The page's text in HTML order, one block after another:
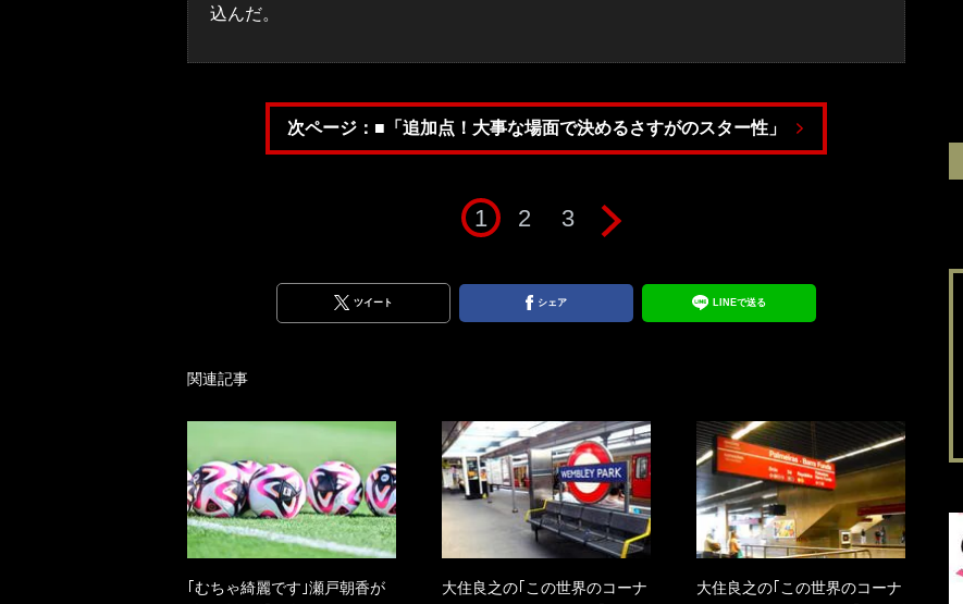
込んだ。
次ページ：■「追加点！大事な場面で決めるさすがのスター性」
1 2 3
ツイート シェア LINEで送る
関連記事
｢むちゃ綺麗です｣瀬戸朝香が
大住良之の｢この世界のコーナ
大住良之の｢この世界のコーナ